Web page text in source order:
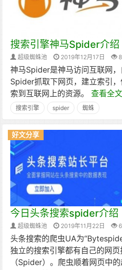
搜索引擎神马Spider介绍
超级蜘蛛池 2019年12月17日
神马Spider是神马访问互联网，
Spider抓取下网页，建立索引
索到互联网上的资源。 查看全文
搜索引擎 spider 蜘蛛
好文分享
今日头条搜索spider介绍
超级蜘蛛池 2019年11月22日
头条搜索的爬虫UA为
独立的搜索引擎都有自己的网
（Spider）。爬虫顺着网页中